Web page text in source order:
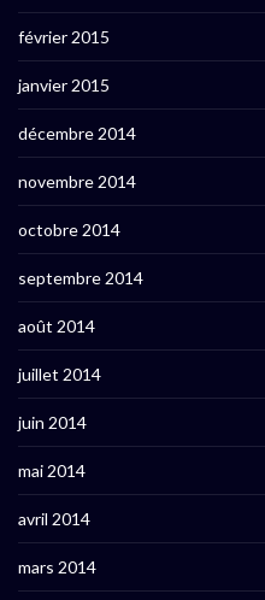
février 2015
janvier 2015
décembre 2014
novembre 2014
octobre 2014
septembre 2014
août 2014
juillet 2014
juin 2014
mai 2014
avril 2014
mars 2014